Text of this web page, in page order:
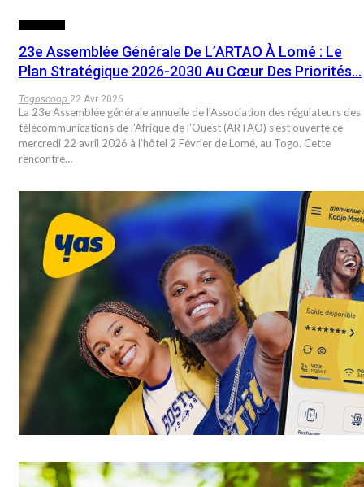
23e Assemblée Générale De L’ARTAO À Lomé : Le
Plan Stratégique 2026-2030 Au Cœur Des Priorités…
Togoscoop 22 Avr 2026
La 23e Assemblée générale annuelle de l’Association des régulateurs des
télécommunications de l’Afrique de l’Ouest (ARTAO) s’est ouverte ce
mercredi 22 avril 2026 à l’hôtel 2 Février de Lomé, au Togo. Cette
rencontre…